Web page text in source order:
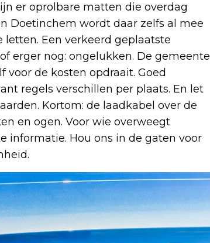
er oprolbare matten die overdag
Doetinchem wordt daar zelfs al mee
Een verkeerd geplaatste
erger nog: ongelukken. De gemeente
de kosten opdraait. Goed
regels verschillen per plaats. En let
Kortom: de laadkabel over de
en ogen. Voor wie overweegt
informatie. Hou ons in de gaten voor